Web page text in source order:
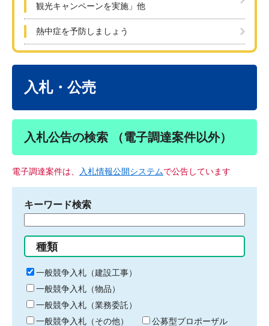
観光キャンペーンを実施」他
熱中症を予防しましょう
入札・公売
入札公告の検索 （電子調達案件以外）
電子調達案件は、 入札情報公開システムで公告しています
キーワード検索
る
キ
ー
ワ
ー
ド
種類
一般競争入札（建設工事）
一般競争入札（物品）
一般競争入札（業務委託）
一般競争入札（その他）
公募型プロポーザル